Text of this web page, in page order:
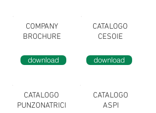
COMPANY
BROCHURE
download
CATALOGO
CESOIE
download
CATALOGO
PUNZONATRICI
CATALOGO
ASPI